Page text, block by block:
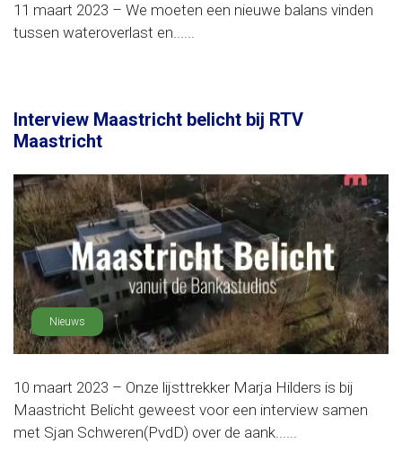
11 maart 2023 – We moeten een nieuwe balans vinden
tussen wateroverlast en......
Interview Maastricht belicht bij RTV
Maastricht
Nieuws
10 maart 2023 – Onze lijsttrekker Marja Hilders is bij
Maastricht Belicht geweest voor een interview samen
met Sjan Schweren(PvdD) over de aank......